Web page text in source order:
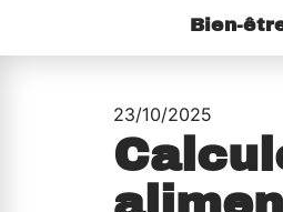
Bien-
23/10/2025